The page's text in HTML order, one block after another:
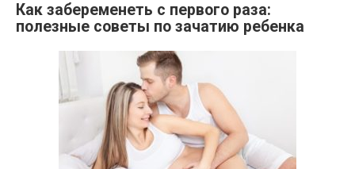
Как забеременеть с первого раза:
полезные советы по зачатию ребенка